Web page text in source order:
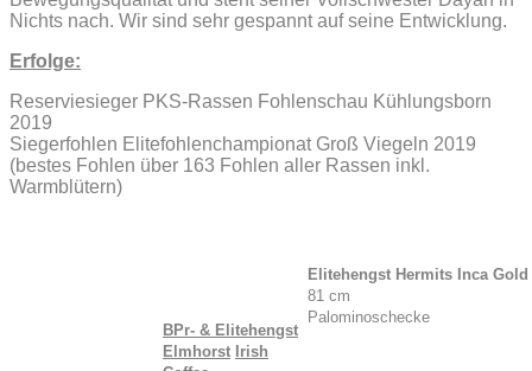
Nichts nach. Wir sind sehr gespannt auf seine Entwicklung.
Erfolge:
Reserviesieger PKS-Rassen Fohlenschau Kühlungsborn
2019
Siegerfohlen Elitefohlenchampionat Groß Viegeln 2019
(bestes Fohlen über 163 Fohlen aller Rassen inkl.
Warmblütern)
BPr- & Elitehengst
Elmhorst Irish
Elitehengst Hermits Inca Gold
81 cm
Palominoschecke